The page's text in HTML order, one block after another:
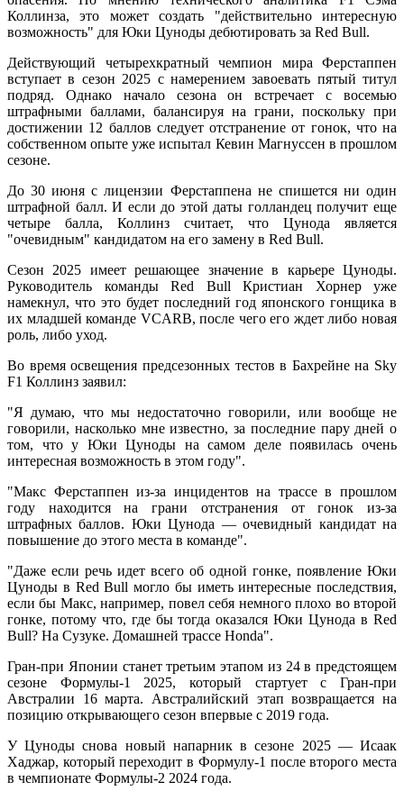
Коллинза, это может создать "действительно интересную
возможность" для Юки Цуноды дебютировать за Red Bull.
Действующий четырехкратный чемпион мира Ферстаппен
вступает в сезон 2025 с намерением завоевать пятый титул
подряд. Однако начало сезона он встречает с восемью
штрафными баллами, балансируя на грани, поскольку при
достижении 12 баллов следует отстранение от гонок, что на
собственном опыте уже испытал Кевин Магнуссен в прошлом
сезоне.
До 30 июня с лицензии Ферстаппена не спишется ни один
штрафной балл. И если до этой даты голландец получит еще
четыре балла, Коллинз считает, что Цунода является
"очевидным" кандидатом на его замену в Red Bull.
Сезон 2025 имеет решающее значение в карьере Цуноды.
Руководитель команды Red Bull Кристиан Хорнер уже
намекнул, что это будет последний год японского гонщика в
их младшей команде VCARB, после чего его ждет либо новая
роль, либо уход.
Во время освещения предсезонных тестов в Бахрейне на Sky
F1 Коллинз заявил:
"Я думаю, что мы недостаточно говорили, или вообще не
говорили, насколько мне известно, за последние пару дней о
том, что у Юки Цуноды на самом деле появилась очень
интересная возможность в этом году".
"Макс Ферстаппен из-за инцидентов на трассе в прошлом
году находится на грани отстранения от гонок из-за
штрафных баллов. Юки Цунода — очевидный кандидат на
повышение до этого места в команде".
"Даже если речь идет всего об одной гонке, появление Юки
Цуноды в Red Bull могло бы иметь интересные последствия,
если бы Макс, например, повел себя немного плохо во второй
гонке, потому что, где бы тогда оказался Юки Цунода в Red
Bull? На Сузуке. Домашней трассе Honda".
Гран-при Японии станет третьим этапом из 24 в предстоящем
сезоне Формулы-1 2025, который стартует с Гран-при
Австралии 16 марта. Австралийский этап возвращается на
позицию открывающего сезон впервые с 2019 года.
У Цуноды снова новый напарник в сезоне 2025 — Исаак
Хаджар, который переходит в Формулу-1 после второго места
в чемпионате Формулы-2 2024 года.